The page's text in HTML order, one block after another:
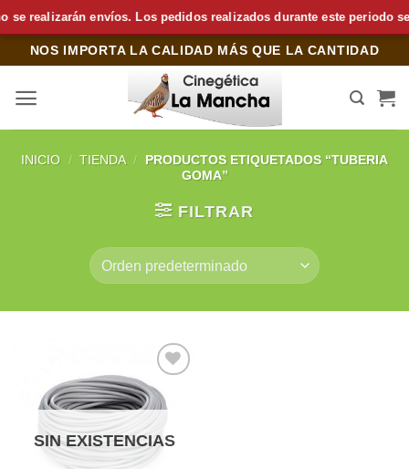
se realizarán envíos. Los pedidos realizados durante este periodo
Saltar
contenido
NOS IMPORTA LA CALIDAD MÁS QUE LA CANTIDAD
INICIO / TIENDA /
PRODUCTOS ETIQUETADOS “TUBERIA
GOMA”
FILTRAR
Añadir
a la
deseos
SIN EXISTENCIAS